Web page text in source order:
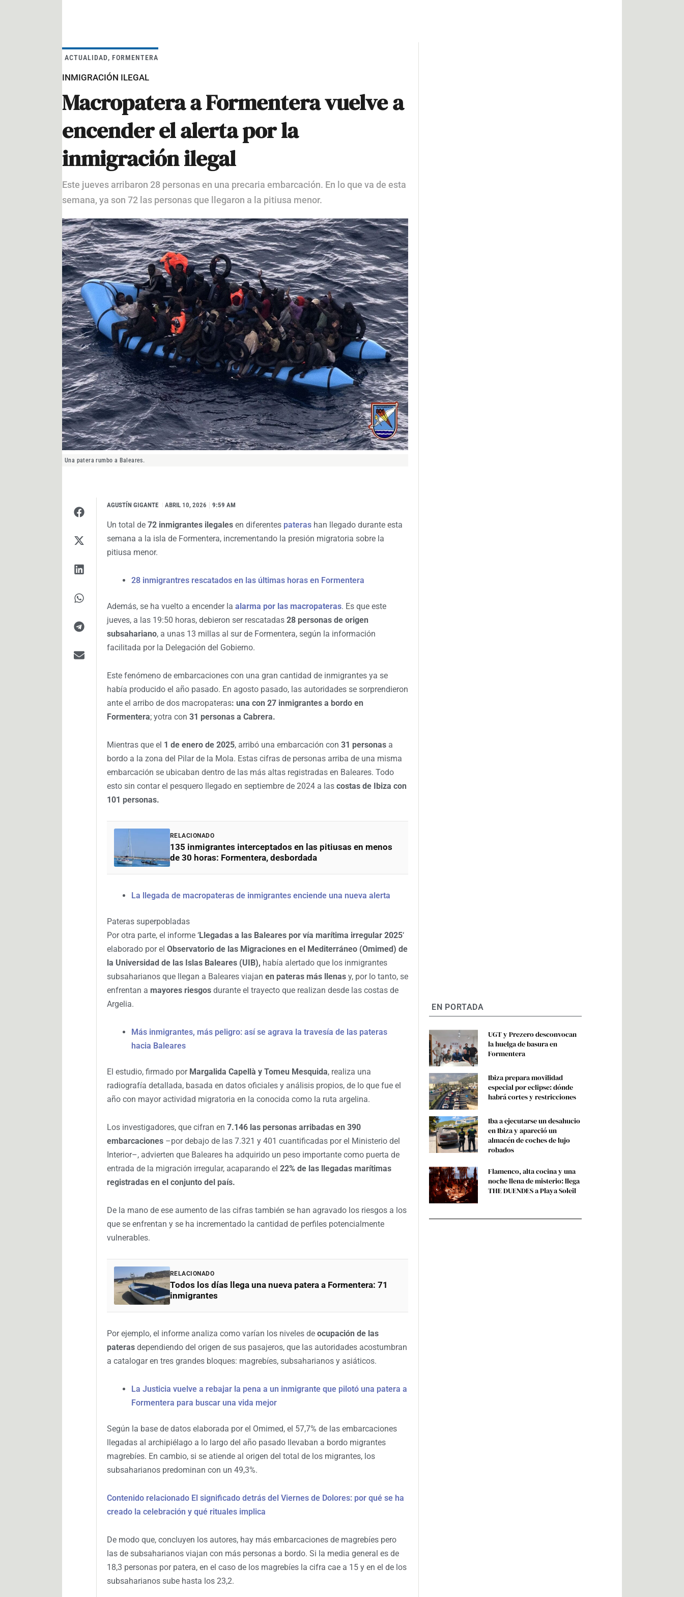
ACTUALIDAD, FORMENTERA
INMIGRACIÓN ILEGAL
Macropatera a Formentera vuelve a
encender el alerta por la
inmigración ilegal
Este jueves arribaron 28 personas en una precaria embarcación. En lo que va de esta
semana, ya son 72 las personas que llegaron a la pitiusa menor.
Una patera rumbo a Baleares.
AGUSTÍN GIGANTE I ABRIL 10, 2026 9:59 AM
Un total de 72 inmigrantes ilegales en diferentes pateras han llegado durante esta
semana a la isla de Formentera, incrementando la presión migratoria sobre la
pitiusa menor.
28 inmigrantres rescatados en las últimas horas en Formentera
Además, se ha vuelto a encender la alarma por las macropateras. Es que este
jueves, a las 19:50 horas, debieron ser rescatadas 28 personas de origen
subsahariano, a unas 13 millas al sur de Formentera, según la información
facilitada por la Delegación del Gobierno.
Este fenómeno de embarcaciones con una gran cantidad de inmigrantes ya se
había producido el año pasado. En agosto pasado, las autoridades se sorprendieron
ante el arribo de dos macropateras: una con 27 inmigrantes a bordo en
Formentera; yotra con 31 personas a Cabrera.
Mientras que el 1 de enero de 2025, arribó una embarcación con 31 personas a
bordo a la zona del Pilar de la Mola. Estas cifras de personas arriba de una misma
embarcación se ubicaban dentro de las más altas registradas en Baleares. Todo
esto sin contar el pesquero llegado en septiembre de 2024 a las costas de Ibiza con
101 personas.
RELACIONADO
135 inmigrantes interceptados en las pitiusas en menos
de 30 horas: Formentera, desbordada
La llegada de macropateras de inmigrantes enciende una nueva alerta
Pateras superpobladas
Por otra parte, el informe ‘Llegadas a las Baleares por vía marítima irregular 2025‘
elaborado por el Observatorio de las Migraciones en el Mediterráneo (Omimed) de
la Universidad de las Islas Baleares (UIB), había alertado que los inmigrantes
subsaharianos que llegan a Baleares viajan en pateras más llenas y, por lo tanto, se
enfrentan a mayores riesgos durante el trayecto que realizan desde las costas de
Argelia.
Más inmigrantes, más peligro: así se agrava la travesía de las pateras
hacia Baleares
El estudio, firmado por Margalida Capellà y Tomeu Mesquida, realiza una
radiografía detallada, basada en datos oficiales y análisis propios, de lo que fue el
año con mayor actividad migratoria en la conocida como la ruta argelina.
Los investigadores, que cifran en 7.146 las personas arribadas en 390
embarcaciones –por debajo de las 7.321 y 401 cuantificadas por el Ministerio del
Interior–, advierten que Baleares ha adquirido un peso importante como puerta de
entrada de la migración irregular, acaparando el 22% de las llegadas marítimas
registradas en el conjunto del país.
De la mano de ese aumento de las cifras también se han agravado los riesgos a los
que se enfrentan y se ha incrementado la cantidad de perfiles potencialmente
vulnerables.
RELACIONADO
Todos los días llega una nueva patera a Formentera: 71
inmigrantes
Por ejemplo, el informe analiza como varían los niveles de ocupación de las
pateras dependiendo del origen de sus pasajeros, que las autoridades acostumbran
a catalogar en tres grandes bloques: magrebíes, subsaharianos y asiáticos.
La Justicia vuelve a rebajar la pena a un inmigrante que pilotó una patera a
Formentera para buscar una vida mejor
Según la base de datos elaborada por el Omimed, el 57,7% de las embarcaciones
llegadas al archipiélago a lo largo del año pasado llevaban a bordo migrantes
magrebíes. En cambio, si se atiende al origen del total de los migrantes, los
subsaharianos predominan con un 49,3%.
Contenido relacionado El significado detrás del Viernes de Dolores: por qué se ha
creado la celebración y qué rituales implica
De modo que, concluyen los autores, hay más embarcaciones de magrebíes pero
las de subsaharianos viajan con más personas a bordo. Si la media general es de
18,3 personas por patera, en el caso de los magrebíes la cifra cae a 15 y en el de los
subsaharianos sube hasta los 23,2.
EN PORTADA
UGT y Prezero desconvocan
la huelga de basura en
Formentera
Ibiza prepara movilidad
especial por eclipse: dónde
habrá cortes y restricciones
Iba a ejecutarse un desahucio
en Ibiza y apareció un
almacén de coches de lujo
robados
Flamenco, alta cocina y una
noche llena de misterio: llega
THE DUENDES a Playa Soleil